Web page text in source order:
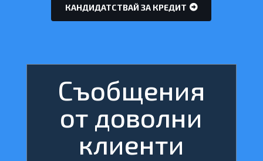
КАНДИДАТСТВАЙ ЗА КРЕДИТ
Съобщения
от доволни
клиенти